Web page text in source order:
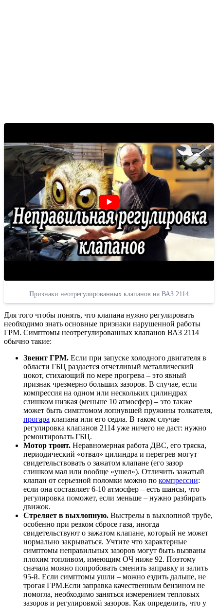
Признаки неотрегулированных клапанов на ВАЗ 2114
Для того чтобы понять, что клапана нужно регулировать
необходимо знать основные признаки нарушенной работы
ГРМ. Симптомы неотрегулированных клапанов ВАЗ 2114
обычно такие:
Звенит ГРМ. Если при запуске холодного двигателя в
области ГБЦ раздается отчетливый металлический
цокот, стихающий по мере прогрева – это явный
признак чрезмерно больших зазоров. В случае, если
компрессия на одном или нескольких цилиндрах
слишком низкая (меньше 10 атмосфер) – это также
может быть симптомом лопнувшей пружины толкателя,
прогара клапана или его седла. В таком случае
регулировка клапанов 2114 уже ничего не даст: нужно
ремонтировать ГБЦ.
Мотор троит. Неравномерная работа ДВС, его тряска,
периодический «отвал» цилиндра и перегрев могут
свидетельствовать о зажатом клапане (его зазор
слишком мал или вообще «ушел»). Отличить зажатый
клапан от серьезной поломки можно по компрессии:
если она составляет 6-10 атмосфер – есть шансы, что
регулировка поможет, если меньше – нужно разбирать
движок.
Стреляет в выхлопную. Выстрелы в выхлопной трубе,
особенно при резком сбросе газа, иногда
свидетельствуют о зажатом клапане, который не может
нормально закрываться. Учтите что характерные
симптомы неправильных зазоров могут быть вызваны
плохим топливом, имеющим ОЧ ниже 92. Поэтому
сначала можно попробовать сменить заправку и залить
95-й. Если симптомы ушли – можно ездить дальше, не
трогая ГРМ.Если заправка качественным бензином не
помогла, необходимо заняться измерением тепловых
зазоров и регулировкой зазоров. Как определить, что у